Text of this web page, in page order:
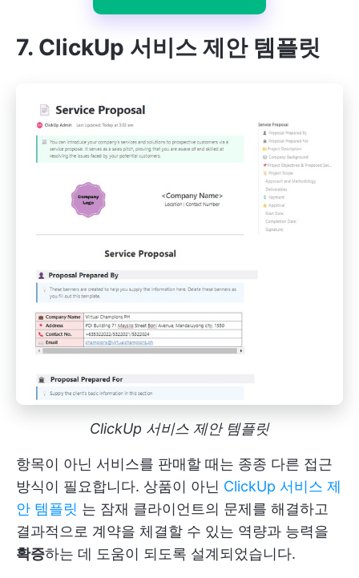
7. ClickUp 서비스 제안 템플릿
ClickUp 서비스 제안 템플릿
항목이 아닌 서비스를 판매할 때는 종종 다른 접근
방식이 필요합니다. 상품이 아닌 ClickUp 서비스 제
안 템플릿 는 잠재 클라이언트의 문제를 해결하고
결과적으로 계약을 체결할 수 있는 역량과 능력을
확증하는 데 도움이 되도록 설계되었습니다.